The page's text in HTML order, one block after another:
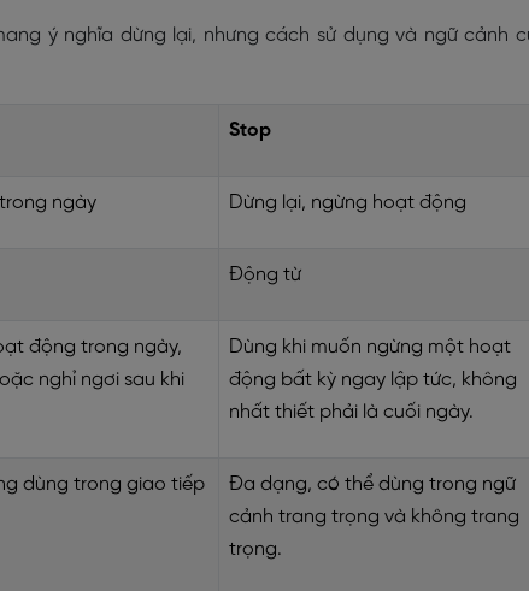
ý nghĩa dừng lại, nhưng cách sử dụng và ngữ cảnh
Stop
ngày Dừng lại, ngừng hoạt động
Động từ
động trong ngày,
nghỉ ngơi sau khi
Dùng khi muốn ngừng một hoạt
động bất kỳ ngay lập tức, không
nhất thiết phải là cuối ngày.
dùng trong giao tiếp
Đa dạng, có thể dùng trong ngữ
cảnh trang trọng và không trang
trọng.